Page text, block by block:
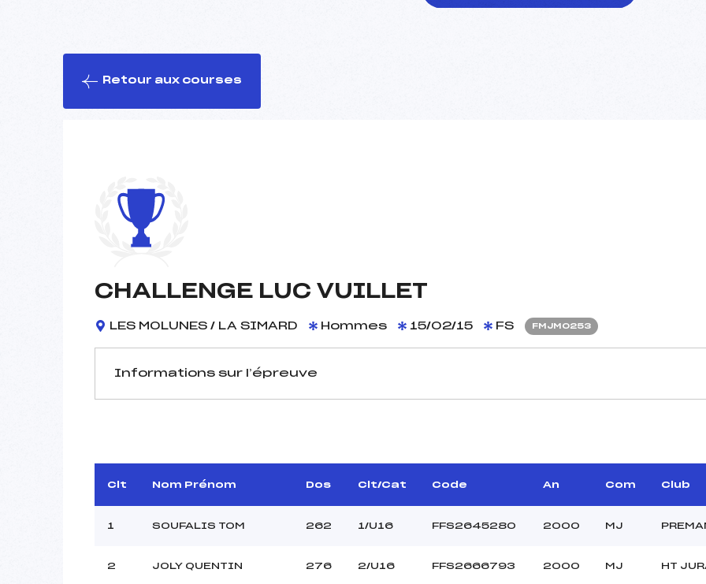
Retour aux courses
CHALLENGE LUC VUILLET
LES MOLUNES / LA SIMARD Hommes 15/02/15 FS FMJM0253
Informations sur l’épreuve
D.T Adjoint :
–
Dir. Epreuve :
ROSSERO JEAN LOUIS (MJ)
Distance :
Point Haut :
Clt Nom Prénom Dos Clt/Cat Code An Com Club
1 SOUFALIS TOM 262 1/U16 FFS2645280 2000 MJ
2 JOLY QUENTIN 276 2/U16 FFS2666793 2000 MJ HT